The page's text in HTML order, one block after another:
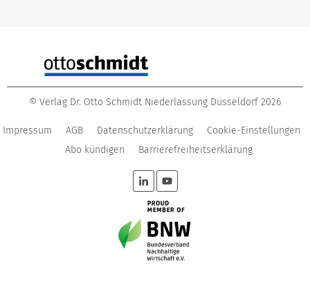
© Verlag Dr. Otto Schmidt Niederlassung Düsseldorf 2026
Impressum AGB Datenschutzerklärung
Cookie-Einstellungen
Abo kündigen
Barrierefreiheitserklärung